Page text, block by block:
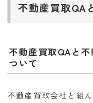
不動産買取QA
不動産買取QAと
ついて
不動産買取会社と組